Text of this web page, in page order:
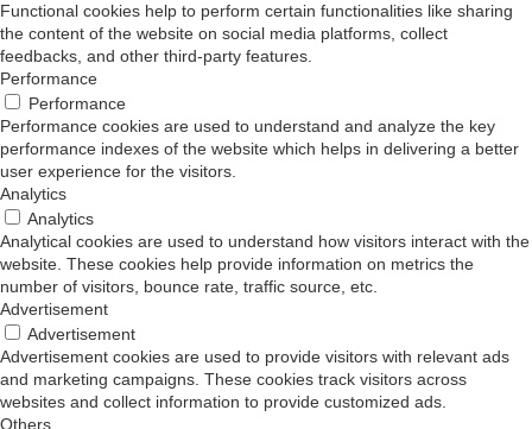
Functional cookies help to perform certain functionalities like sharing
the content of the website on social media platforms, collect
feedbacks, and other third-party features.
Performance
Performance
Performance cookies are used to understand and analyze the key
performance indexes of the website which helps in delivering a better
user experience for the visitors.
Analytics
Analytics
Analytical cookies are used to understand how visitors interact with the
website. These cookies help provide information on metrics the
number of visitors, bounce rate, traffic source, etc.
Advertisement
Advertisement
Advertisement cookies are used to provide visitors with relevant ads
and marketing campaigns. These cookies track visitors across
websites and collect information to provide customized ads.
Others